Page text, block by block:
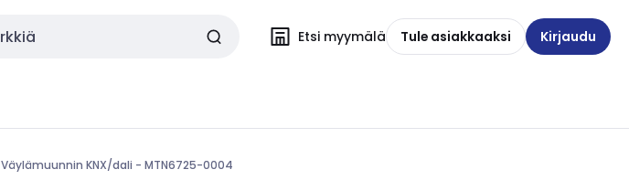
Etsi myymälä Tule asiakkaaksi Kirjaudu
Väylämuunnin KNX/dali - MTN6725-0004